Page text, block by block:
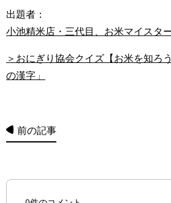
出題者：
小池精米店・三代目、お米マイスタ
＞おにぎり協会クイズ【お米を知ろ
の漢字」
前の記事